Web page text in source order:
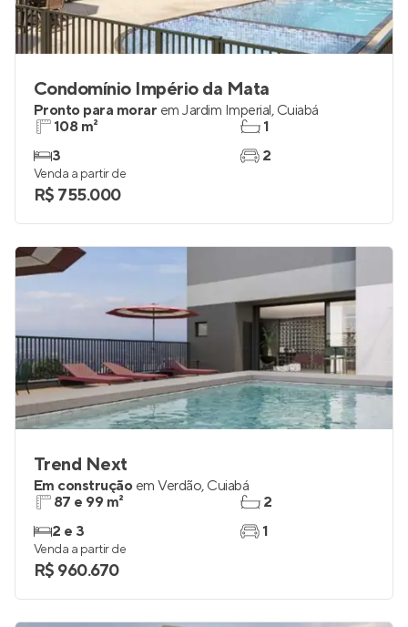
Condomínio Império da Mata
Pronto para morar em Jardim Imperial, Cuiabá
108 m²
3
1
2
Venda a partir de
R$ 755.000
Trend Next
Em construção em Verdão, Cuiabá
87 e 99 m²
2 e 3
2
1
Venda a partir de
R$ 960.670